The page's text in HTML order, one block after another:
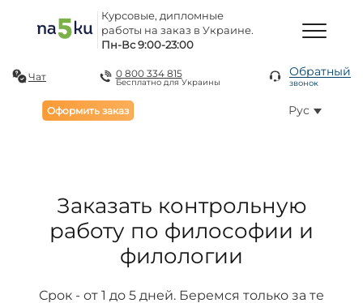
Курсовые, дипломные
работы на заказ в Украине.
Пн-Вс 9:00-23:00
Чат 0 800 334 815
Бесплатно для Украины
Обратный
звонок
Оформить заказ Рус
Заказать контрольную
работу по философии и
филологии
Срок - от 1 до 5 дней. Беремся только за те